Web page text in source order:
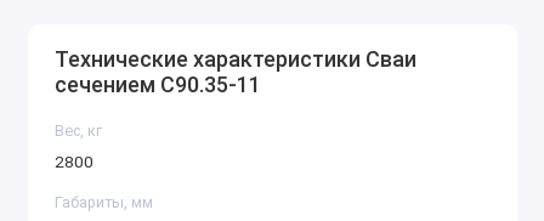
Технические характеристики Сваи
сечением С90.35-11
Вес, кг
2800
Габариты, мм